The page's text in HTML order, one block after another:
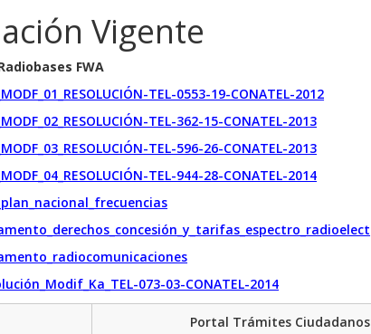
Vigente
FWA
TEL-0553-19-CONATEL-2012
TEL-362-15-CONATEL-2013
TEL-596-26-CONATEL-2013
TEL-944-28-CONATEL-2014
073-03-CONATEL-2014
Portal Trámites Ciudadanos